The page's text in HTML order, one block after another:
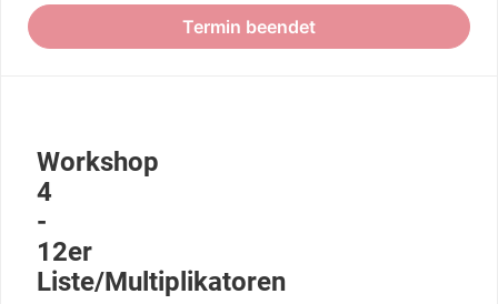
Termin beendet
Workshop
4
-
12er
Liste/Multiplikatoren